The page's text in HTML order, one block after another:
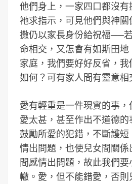
他們身上，一家四口都沒
祂求指示，可見他們與神
撒仍以家長身份給祝福──
命相交，又怎會有如斯田
家庭，我們要好好反省，
如何？可有家人間有靈意相
愛有輕重是一件現實的事
愛太甚，甚至作出不道德的
鼓勵所愛的犯錯，不斷護
情出問題，也使兒女間關
間感情出問題，故此我們
轍。愛，但不能錯愛，否則